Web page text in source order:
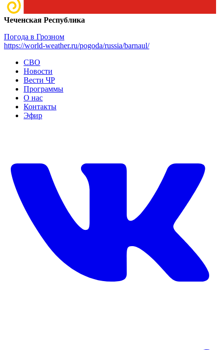
Чеченская Республика
Погода в Грозном
https://world-weather.ru/pogoda/russia/barnaul/
СВО
Новости
Вести ЧР
Программы
О нас
Контакты
Эфир